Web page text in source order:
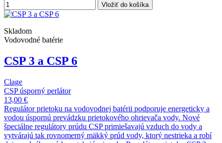
Vložiť do košíka
Skladom
Vodovodné batérie
CSP 3 a CSP 6
Clage
CSP úsporný perlátor
13,00 €
Regulátor prietoku na vodovodnej batérii podporuje energeticky a
vodou úspornú prevádzku prietokového ohrievača vody. Nové
špeciálne regulátory prúdu CSP primiešavajú vzduch do vody a
vytvárajú tak rovnomerný mäkký prúd vody, ktorý nestrieka a robí